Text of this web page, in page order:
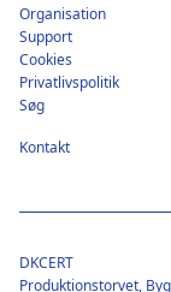
Footer
Organisation
Support
Cookies
Privatlivspolitik
Søg
Kontakt
DKCERT
Produktionstorvet,